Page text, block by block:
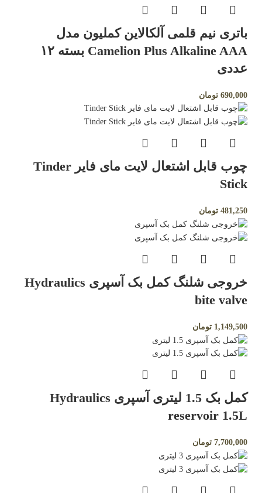
باتری نیم قلمی آلکالاین کملیون مدل
Camelion Plus Alkaline AAA بسته ۱۲
عددی
690,000 تومان
⁣چوب قابل اشتعال لایت مای فایر Tinder
Stick
481,250 تومان
خروجی شلنگ کمل بک آسپری Hydraulics
bite valve
1,149,500 تومان
کمل بک 1.5 لیتری آسپری Hydraulics
reservoir 1.5L
7,700,000 تومان